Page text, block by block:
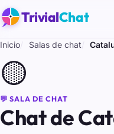
TrivialChat
Inicio Salas de chat
🟡
💬 SALA DE CHAT
Chat de